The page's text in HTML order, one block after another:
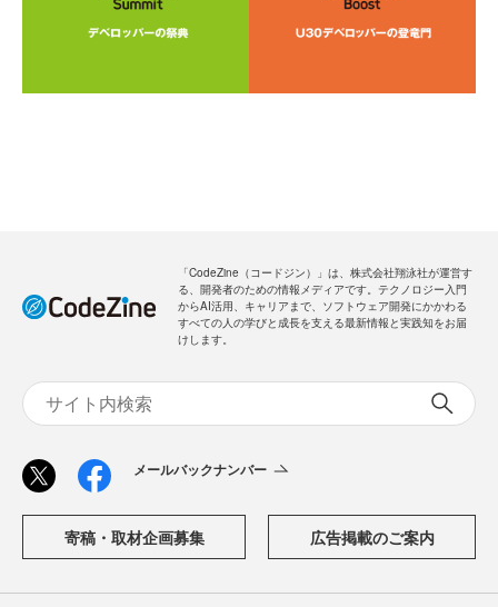
「CodeZine（コードジン）」は、株式会社翔泳社が運営す
る、開発者のための情報メディアです。テクノロジー入門
からAI活用、キャリアまで、ソフトウェア開発にかかわる
すべての人の学びと成長を支える最新情報と実践知をお届
けします。
メールバックナンバー
寄稿・取材企画募集 広告掲載のご案内